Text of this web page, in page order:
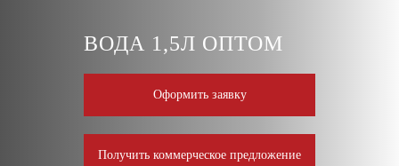
ВОДА 1,5Л ОПТОМ
Оформить заявку
Получить коммерческое предложение